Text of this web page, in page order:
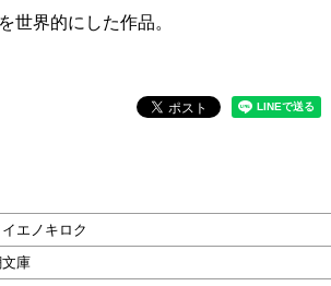
世界的にした作品。
エノキロク
庫